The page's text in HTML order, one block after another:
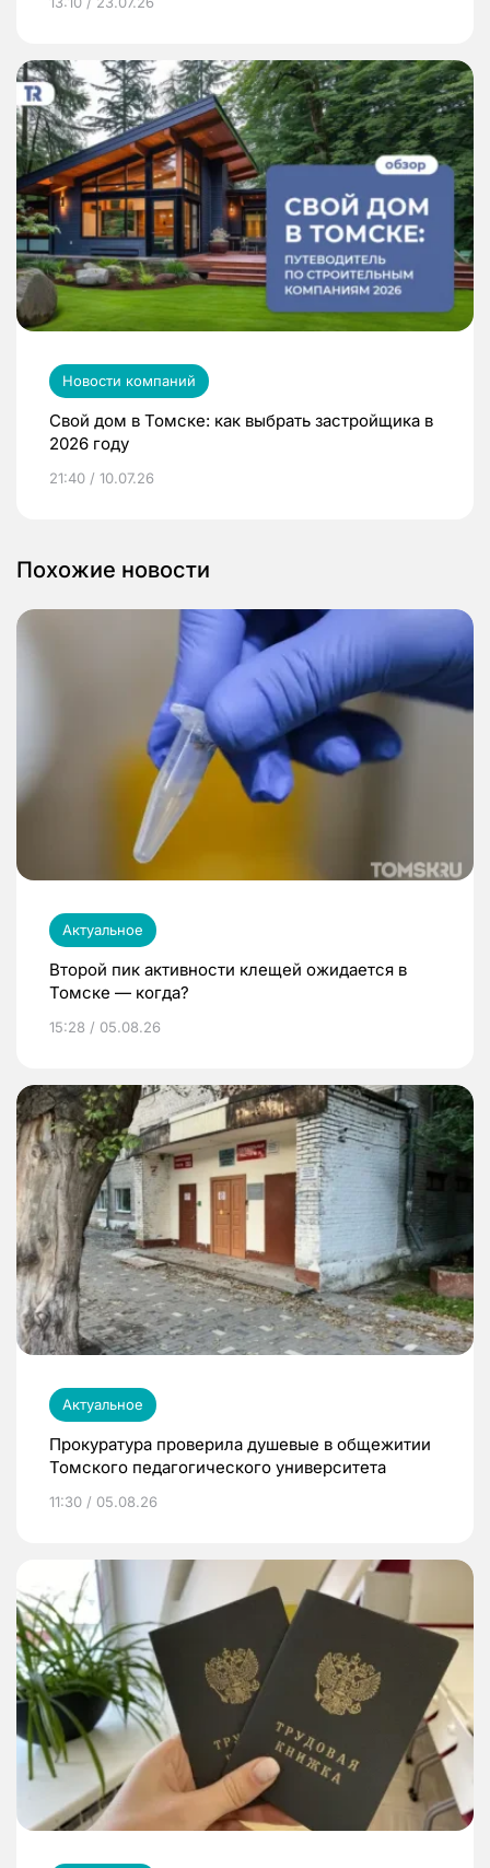
Новости компаний
Свой дом в Томске: как выбрать застройщика в
2026 году
21:40 / 10.07.26
Похожие новости
Актуальное
Второй пик активности клещей ожидается в
Томске — когда?
15:28 / 05.08.26
Актуальное
Прокуратура проверила душевые в общежитии
Томского педагогического университета
11:30 / 05.08.26